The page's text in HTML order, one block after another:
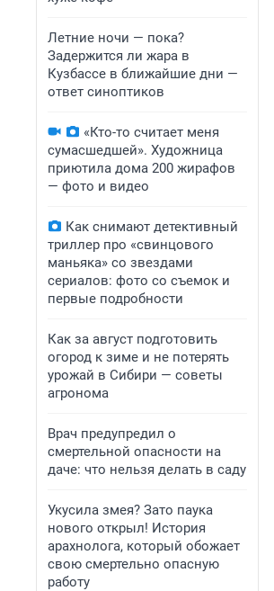
Летние ночи — пока?
Задержится ли жара в
Кузбассе в ближайшие дни —
ответ синоптиков
«Кто-то считает меня
сумасшедшей». Художница
приютила дома 200 жирафов
— фото и видео
Как снимают детективный
триллер про «свинцового
маньяка» со звездами
сериалов: фото со съемок и
первые подробности
Как за август подготовить
огород к зиме и не потерять
урожай в Сибири — советы
агронома
Врач предупредил о
смертельной опасности на
даче: что нельзя делать в саду
Укусила змея? Зато паука
нового открыл! История
арахнолога, который обожает
свою смертельно опасную
работу